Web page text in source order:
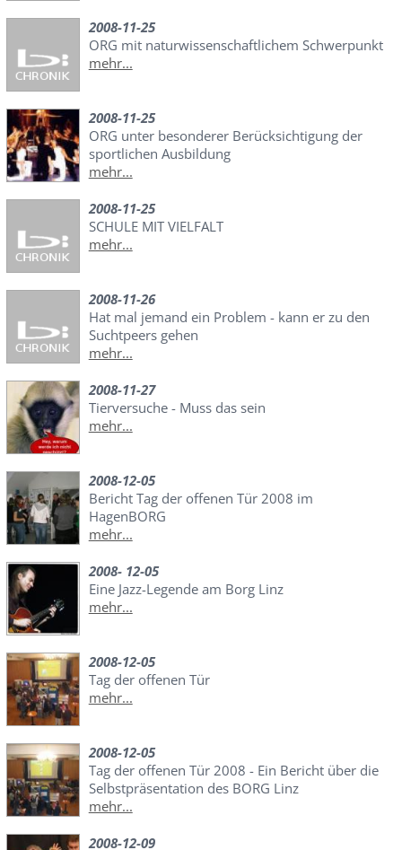
2008-11-25
ORG mit naturwissenschaftlichem Schwerpunkt
mehr...
2008-11-25
ORG unter besonderer Berücksichtigung der
sportlichen Ausbildung
mehr...
2008-11-25
SCHULE MIT VIELFALT
mehr...
2008-11-26
Hat mal jemand ein Problem - kann er zu den
Suchtpeers gehen
mehr...
2008-11-27
Tierversuche - Muss das sein
mehr...
2008-12-05
Bericht Tag der offenen Tür 2008 im
HagenBORG
mehr...
2008- 12-05
Eine Jazz-Legende am Borg Linz
mehr...
2008-12-05
Tag der offenen Tür
mehr...
2008-12-05
Tag der offenen Tür 2008 - Ein Bericht über die
Selbstpräsentation des BORG Linz
mehr...
2008-12-09